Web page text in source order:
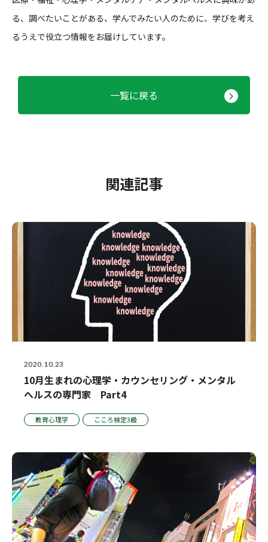
る、調べたいことがある、学んでみたい人のために、学びを考え
るうえで役立つ情報をお届けしています。
一覧に戻る
関連記事
2020.10.23
10月生まれの心理学・カウンセリング・メンタル
へルスの専門家 Part4
教育心理学 こころ検定3級